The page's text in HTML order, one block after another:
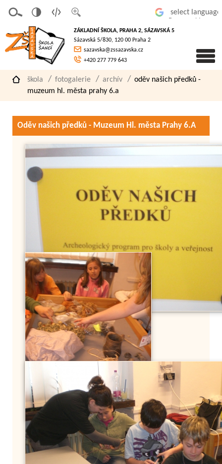
písmo
á
verze
pro
slaboz
raké
ZÁKLADNÍ ŠKOLA, PRAHA 2, SÁZAVSKÁ 5
Sázavská 5/830, 120 00 Praha 2
sazavska@zssazavska.cz
+420 277 779 643
škola fotogalerie archív
oděv našich předků -
muzeum hl. města prahy 6.a
Oděv našich předků - Muzeum Hl. města Prahy 6.A